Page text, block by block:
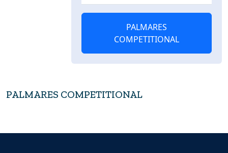
PALMARES
COMPETITIONAL
PALMARES COMPETITIONAL